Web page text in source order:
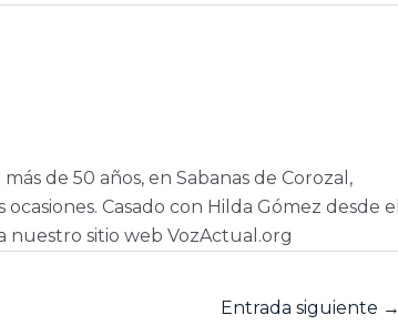
de 50 años, en Sabanas de Corozal,
Casado con Hilda Gómez desde el
nuestro sitio web VozActual.org
Entrada siguiente →